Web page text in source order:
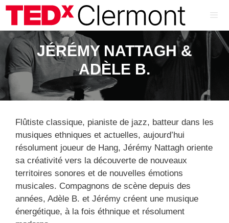
Aller
contenu
JÉRÉMY NATTAGH &
ADÈLE B.
Flûtiste classique, pianiste de jazz, batteur dans les
musiques ethniques et actuelles, aujourd’hui
résolument joueur de Hang, Jérémy Nattagh oriente
sa créativité vers la découverte de nouveaux
territoires sonores et de nouvelles émotions
musicales. Compagnons de scène depuis des
années, Adèle B. et Jérémy créent une musique
énergétique, à la fois éthnique et résolument